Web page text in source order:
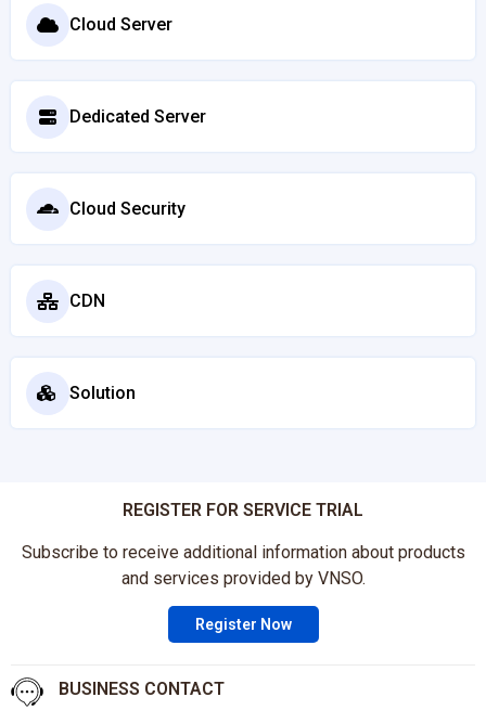
Cloud Server
Dedicated Server
Cloud Security
CDN
Solution
REGISTER FOR SERVICE TRIAL
Subscribe to receive additional information about products
and services provided by VNSO.
Register Now
BUSINESS CONTACT